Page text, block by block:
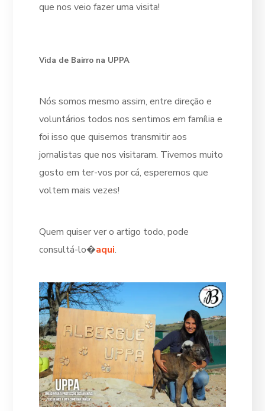
que nos veio fazer uma visita!
Vida de Bairro na UPPA
Nós somos mesmo assim, entre direção e
voluntários todos nos sentimos em família e
foi isso que quisemos transmitir aos
jornalistas que nos visitaram. Tivemos muito
gosto em ter-vos por cá, esperemos que
voltem mais vezes!
Quem quiser ver o artigo todo, pode
consultá-lo�aqui.